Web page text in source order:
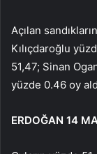
Açılan
Kılıçdaroğlu
51,47; Sinan
yüzde 0.46 oy
ERDOĞAN 14